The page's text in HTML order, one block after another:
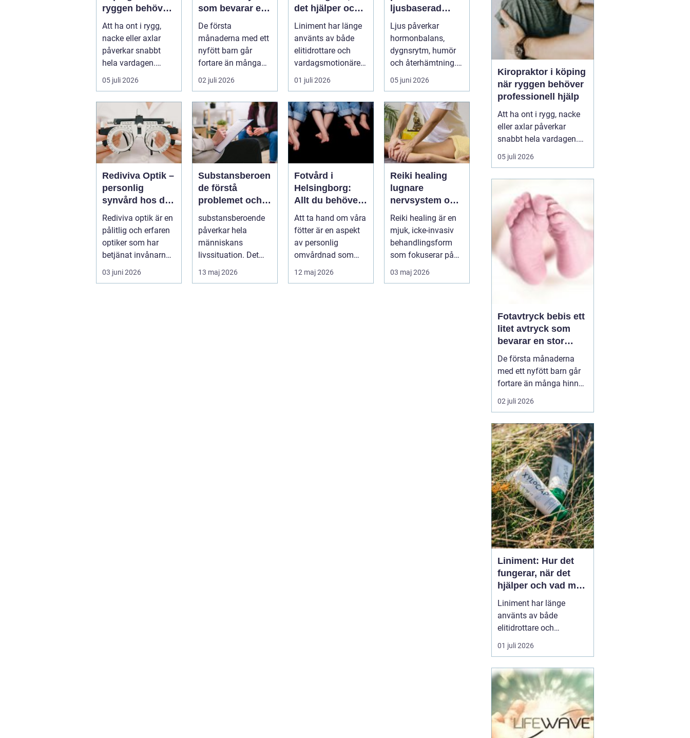
ryggen behöver
professionell
hjälp
Att ha ont i rygg,
nacke eller axlar
påverkar snabbt
hela vardagen.
Sömn, arbete,
träning och humör
...
05 juli 2026
som bevarar en
stor stund
De första
månaderna med ett
nyfött barn går
fortare än många
hinner med. Ena
dagen ryms hela
foten i...
02 juli 2026
det hjälper och
vad man bör
tänka på
Liniment har länge
använts av både
elitidrottare och
vardagsmotionärer
för...
01 juli 2026
ljusbaserad
teknik för ett
mer hållbart
välbefinnande
Ljus påverkar
hormonbalans,
dygnsrytm, humör
och återhämtning.
Under senare år har
en ny typ av prod...
05 juni 2026
Rediviva Optik –
personlig
synvård hos din
optiker i
Uppsala
Rediviva optik är en
pålitlig och erfaren
optiker som har
betjänat invånarna
03 juni 2026
Substansberoen
de förstå
problemet och
vägen vidare
substansberoende
påverkar hela
människans
livssituation. Det
handlar sällan bara
om alkohol,
13 maj 2026
Fotvård i
Helsingborg:
Allt du behöver
veta
Att ta hand om våra
fötter är en aspekt
av personlig
omvårdnad som
ofta fö...
12 maj 2026
Reiki healing
lugnare
nervsystem och
djupare
återhämtning
Reiki healing är en
mjuk, icke-invasiv
behandlingsform
som fokuserar på
kroppens egen
förmåga att lä...
03 maj 2026
Kiropraktor i köping
när ryggen behöver
professionell hjälp
Att ha ont i rygg, nacke
eller axlar påverkar
snabbt hela vardagen.
Sömn, arbete, träning
och humör hänger ihop
därför en kiropraktor
Köping när värken inte
längre går över av sig
själv, eller när
återkommand...
05 juli 2026
Fotavtryck bebis ett
litet avtryck som
bevarar en stor
stund
De första månaderna
med ett nyfött barn går
fortare än många hinner
med. Ena dagen ryms
hela foten i handflatan,
redan vuxit ur sina första
pyjamasar.Ett fotavtryck
bebis fångarjust den d...
02 juli 2026
Liniment: Hur det
fungerar, när det
hjälper och vad man
bör tänka på
Liniment har länge
använts av både
elitidrottare och
vardagsmotionärer för
att lindra värk, stelhet
hur fungerar dessa
krämer egentligen, vad
innehåller de och när
passar de b&...
01 juli 2026